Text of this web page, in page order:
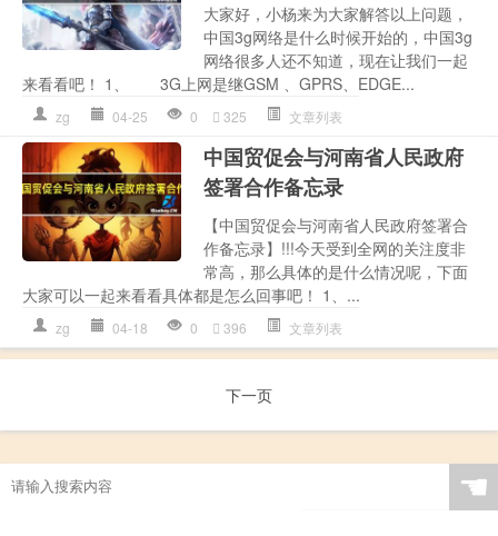
大家好，小杨来为大家解答以上问题，
中国3g网络是什么时候开始的，中国3g
网络很多人还不知道，现在让我们一起
来看看吧！ 1、 3G上网是继GSM 、GPRS、EDGE...
zg 04-25 0 325 文章列表
中国贸促会与河南省人民政府
签署合作备忘录
【中国贸促会与河南省人民政府签署合
作备忘录】!!!今天受到全网的关注度非
常高，那么具体的是什么情况呢，下面
大家可以一起来看看具体都是怎么回事吧！ 1、...
zg 04-18 0 396 文章列表
下一页
☚